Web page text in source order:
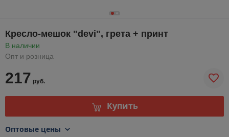
Кресло-мешок "devi", грета + принт
В наличии
Опт и розница
217 руб.
Купить
Оптовые цены